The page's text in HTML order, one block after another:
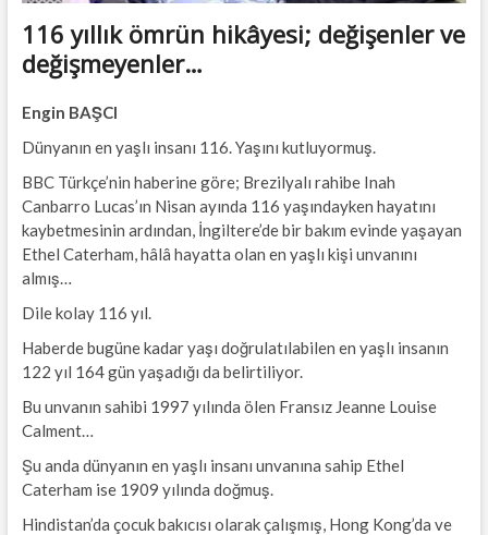
116 yıllık ömrün hikâyesi; değişenler ve
değişmeyenler…
Engin BAŞCI
Dünyanın en yaşlı insanı 116. Yaşını kutluyormuş.
BBC Türkçe’nin haberine göre; Brezilyalı rahibe Inah
Canbarro Lucas’ın Nisan ayında 116 yaşındayken hayatını
kaybetmesinin ardından, İngiltere’de bir bakım evinde yaşayan
Ethel Caterham, hâlâ hayatta olan en yaşlı kişi unvanını
almış…
Dile kolay 116 yıl.
Haberde bugüne kadar yaşı doğrulatılabilen en yaşlı insanın
122 yıl 164 gün yaşadığı da belirtiliyor.
Bu unvanın sahibi 1997 yılında ölen Fransız Jeanne Louise
Calment…
Şu anda dünyanın en yaşlı insanı unvanına sahip Ethel
Caterham ise 1909 yılında doğmuş.
Hindistan’da çocuk bakıcısı olarak çalışmış, Hong Kong’da ve